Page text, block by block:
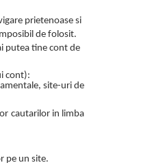
prietenoase si
de folosit.
putea tine cont de
cont):
site-uri de
cautarilor in limba
pe un site.